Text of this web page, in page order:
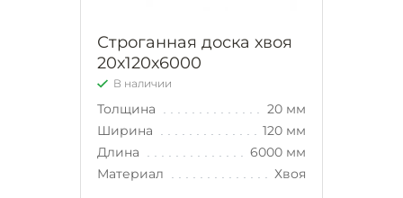
Строганная доска хвоя
20х120х6000
В наличии
Толщина
20 мм
Ширина
120 мм
Длина
6000 мм
Материал
Хвоя